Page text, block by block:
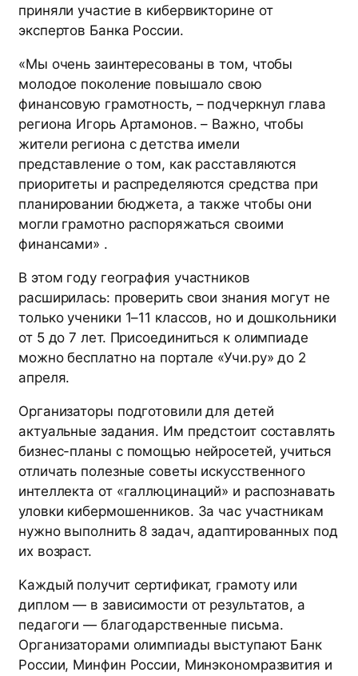
приняли участие в кибервикторине от
экспертов Банка России.
«Мы очень заинтересованы в том, чтобы
молодое поколение повышало свою
финансовую грамотность, – подчеркнул глава
региона Игорь Артамонов. – Важно, чтобы
жители региона с детства имели
представление о том, как расставляются
приоритеты и распределяются средства при
планировании бюджета, а также чтобы они
могли грамотно распоряжаться своими
финансами» .
В этом году география участников
расширилась: проверить свои знания могут не
только ученики 1–11 классов, но и дошкольники
от 5 до 7 лет. Присоединиться к олимпиаде
можно бесплатно на портале «Учи.ру» до 2
апреля.
Организаторы подготовили для детей
актуальные задания. Им предстоит составлять
бизнес-планы с помощью нейросетей, учиться
отличать полезные советы искусственного
интеллекта от «галлюцинаций» и распознавать
уловки кибермошенников. За час участникам
нужно выполнить 8 задач, адаптированных под
их возраст.
Каждый получит сертификат, грамоту или
диплом — в зависимости от результатов, а
педагоги — благодарственные письма.
Организаторами олимпиады выступают Банк
России, Минфин России, Минэкономразвития и